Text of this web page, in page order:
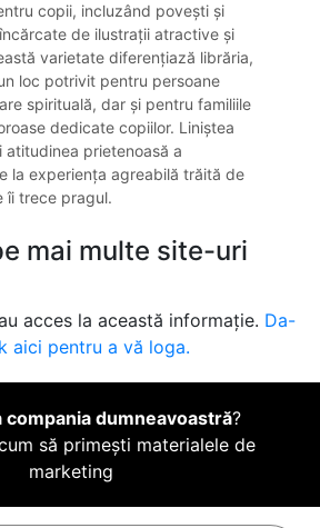
copii, incluzând povești și
de ilustrații atractive și
varietate diferențiază librăria,
loc potrivit pentru persoane
spirituală, dar și pentru familiile
dedicate copiilor. Liniștea
atitudinea prietenoasă a
la experiența agreabilă trăită de
îi trece pragul.
mai multe site-uri
acces la această informație. Da-
aici pentru a vă loga.
compania dumneavoastră?
să primești materialele de
marketing